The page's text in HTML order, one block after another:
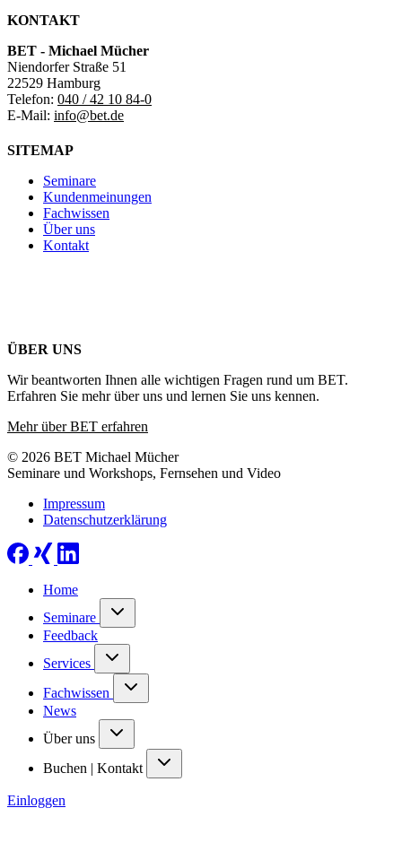
KONTAKT
BET - Michael Mücher
Niendorfer Straße 51
22529 Hamburg
Telefon: 040 / 42 10 84-0
E-Mail: info@bet.de
SITEMAP
Seminare
Kundenmeinungen
Fachwissen
Über uns
Kontakt
ÜBER UNS
Wir beantworten Ihnen alle wichtigen Fragen rund um BET.
Erfahren Sie mehr über uns und lernen Sie uns kennen.
Mehr über BET erfahren
© 2026 BET Michael Mücher
Seminare und Workshops, Fernsehen und Video
Impressum
Datenschutzerklärung
Home
Seminare
Feedback
Services
Fachwissen
News
Über uns
Buchen | Kontakt
Einloggen